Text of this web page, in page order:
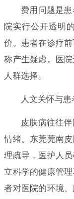
费用问题是
院实行公开透明
价。患者在诊疗
称产生疑虑。医
人群选择。
人文关怀与
皮肤病往往
情绪。东莞莞南
理疏导，医护人
立科学的健康管
者对医院的环境